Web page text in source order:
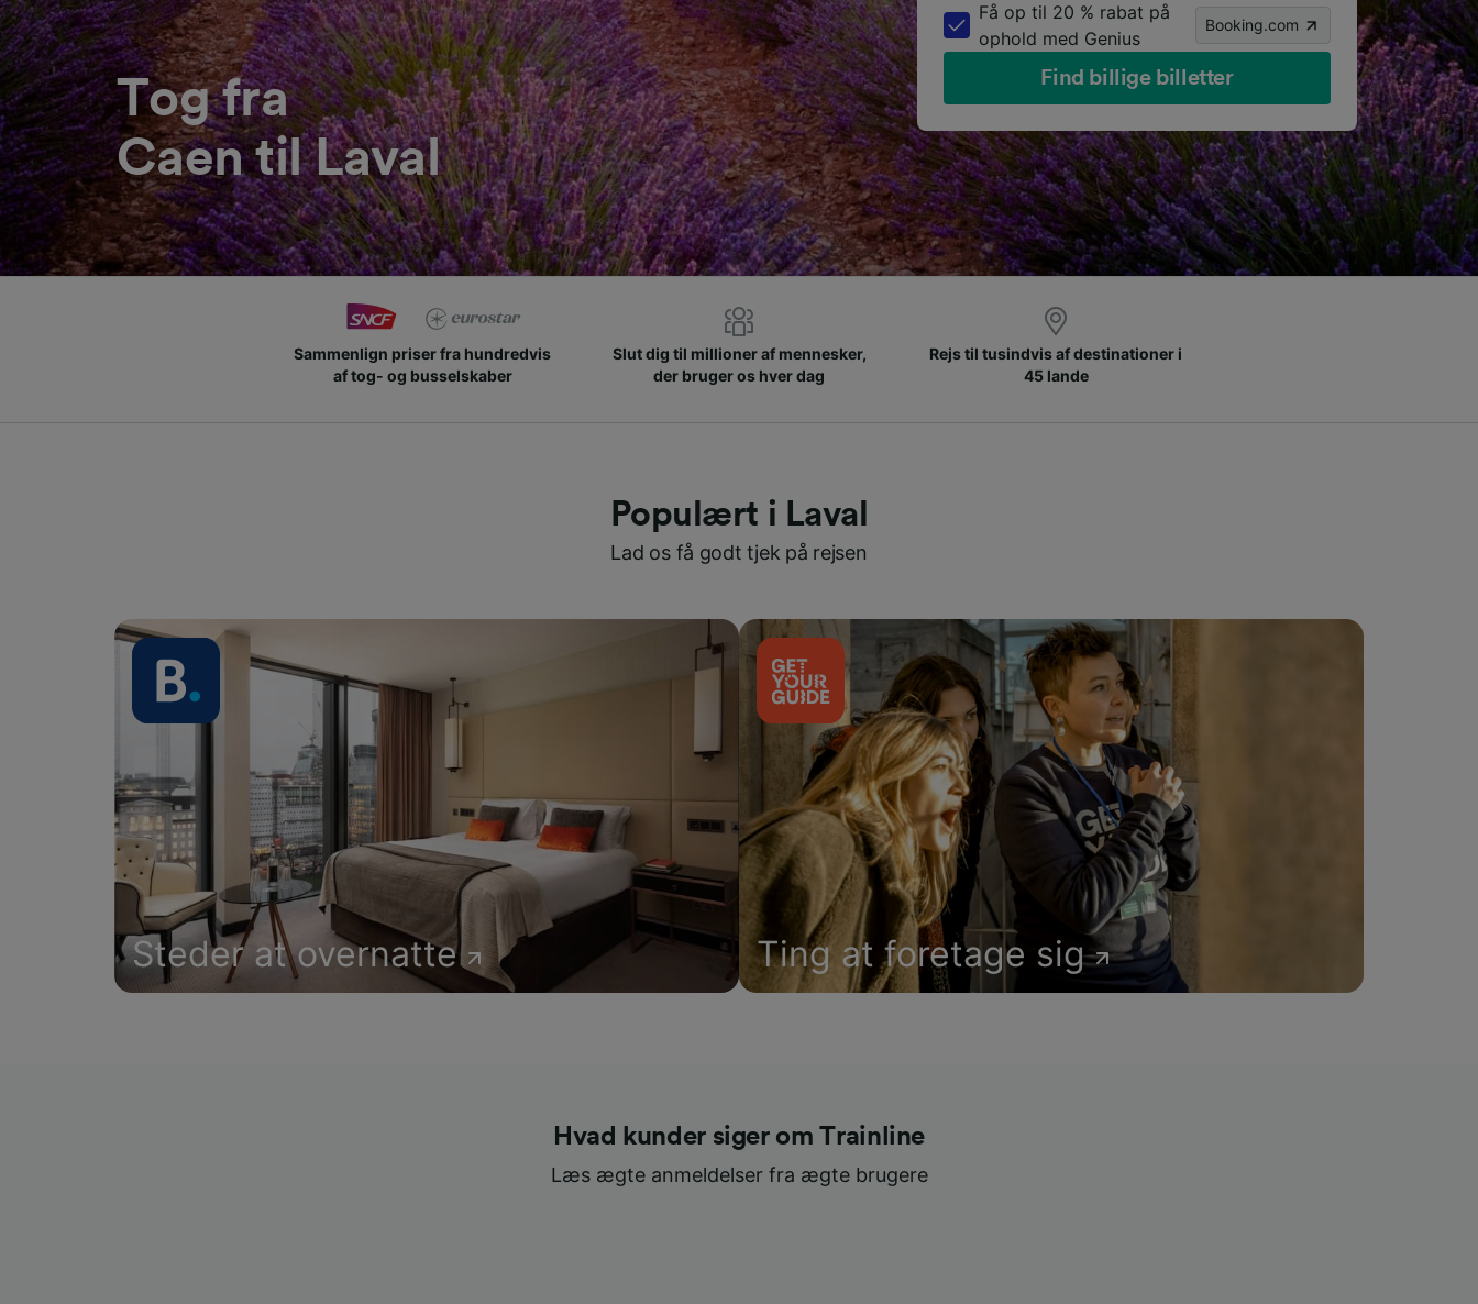
Tog fra
Caen til Laval
Få op til 20 % rabat på
ophold med Genius
Booking.com
Find billige billetter
Sammenlign priser fra hundredvis
af tog- og busselskaber
Slut dig til millioner af mennesker,
der bruger os hver dag
Rejs til tusindvis af destinationer i
45 lande
Populært i Laval
Lad os få godt tjek på rejsen
Steder at overnatte Ting at foretage sig
Hvad kunder siger om Trainline
Læs ægte anmeldelser fra ægte brugere